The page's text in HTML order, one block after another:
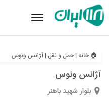
Toggle
🏠 خانه |حمل و نقل |آژانس ونوس
آژانس ونوس
بلوار شهید باهنر